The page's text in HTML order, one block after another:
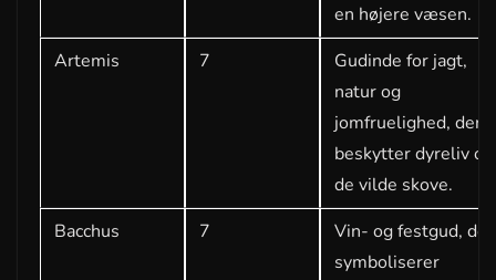
en højere væsen.
Artemis
7
Gudinde for jagt,
natur og
jomfruelighed, der
beskytter dyreliv og
de vilde skove.
Bacchus
7
Vin- og festgud, der
symboliserer